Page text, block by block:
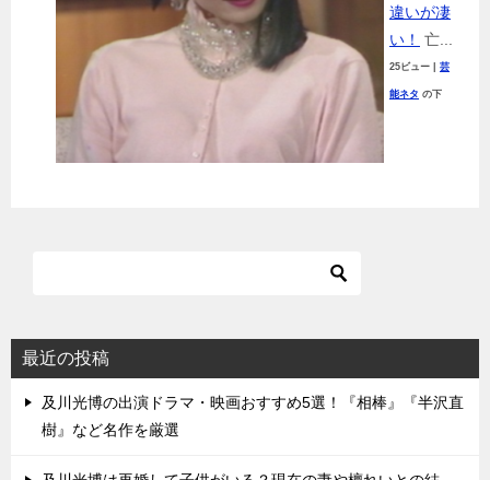
違いが凄
い！
亡...
25ビュー 芸
能ネタ の下
最近の投稿
及川光博の出演ドラマ・映画おすすめ5選！『相棒』『半沢直
樹』など名作を厳選